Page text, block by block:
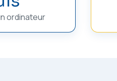
ordinateur